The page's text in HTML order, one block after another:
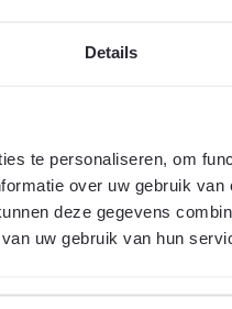
Details
te personaliseren, om
over uw gebruik
deze gegevens
uw gebruik van hun